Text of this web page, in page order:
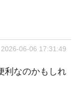
2026-06-06 17:31:49
利なのかもしれ